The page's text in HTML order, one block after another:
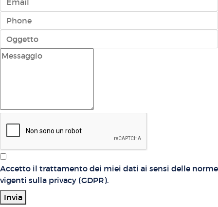
Accetto il trattamento dei miei dati ai sensi delle norme
vigenti sulla privacy (GDPR).
Invia